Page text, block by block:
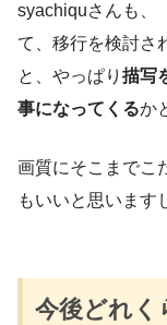
syachiquさんも、
て、移行を検討さ
と、やっぱり 描写
事になってくるか
画質にそこまでこ
もいいと思います
今後どれく